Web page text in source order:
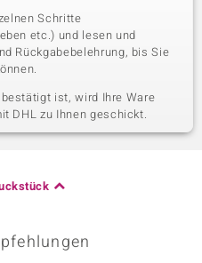
Schritte
etc.) und lesen und
Rückgabebelehrung, bis Sie
ist, wird Ihre Ware
DHL zu Ihnen geschickt.